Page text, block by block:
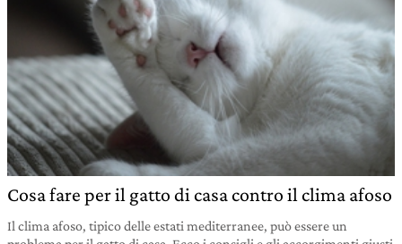
Cosa fare per il gatto di casa contro il clima afoso
Il clima afoso, tipico delle estati mediterranee, può essere un